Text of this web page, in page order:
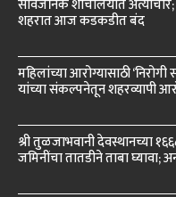
सार्वजनिक शौचालयात
शहरात आज कडकडीत बंद
महिलांच्या आरोग्यासाठी
यांच्या संकल्पनेतून शहरव्यापी
श्री तुळजाभवानी देवस्थानच्या
जमिनींचा तातडीने ताबा घ्यावा;